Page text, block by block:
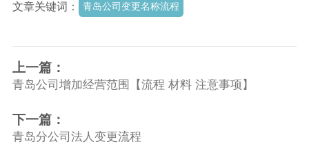
文章关键词： 青岛公司变更名称流程
上一篇：
青岛公司增加经营范围【流程 材料 注意事项】
下一篇：
青岛分公司法人变更流程